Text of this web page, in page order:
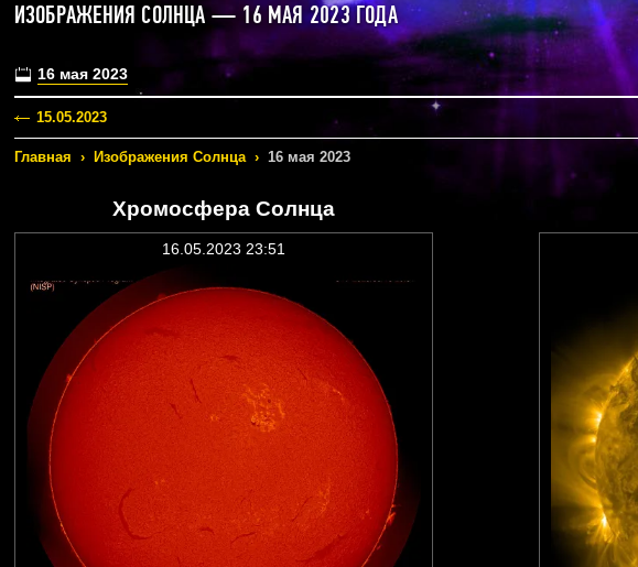
ИЗОБРАЖЕНИЯ СОЛНЦА — 16 МАЯ 2023 ГОДА
16 мая 2023
15.05.2023
Главная › Изображения Солнца › 16 мая 2023
Хромосфера Солнца
16.05.2023 23:51